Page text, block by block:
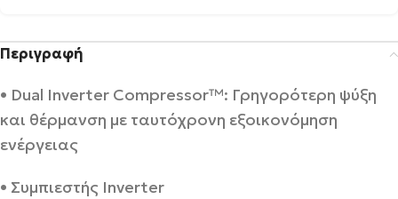
Περιγραφή
• Dual Inverter Compressor™: Γρηγορότερη ψύξη
και θέρμανση με ταυτόχρονη εξοικονόμηση
ενέργειας
• Συμπιεστής Inverter